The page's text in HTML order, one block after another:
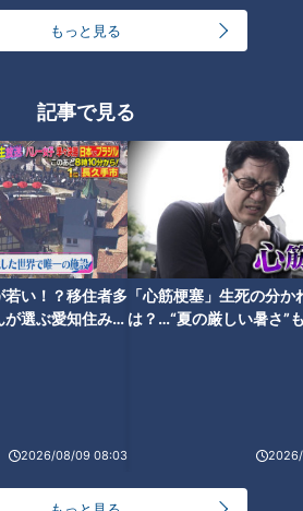
もっと見る
記事で見る
若い！？移住者多
選ぶ愛知住みた
2026/08/09 08:03
「心筋梗塞」生死の分か
は？…“夏の厳しい暑さ”
年)
ナ
【大和田伸也】『おかきと親
分』（スジナシ）
寿山です』（スジナシ）